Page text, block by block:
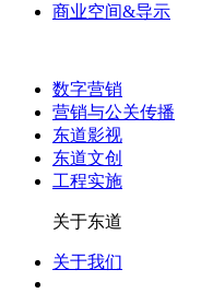
商业空间&导示
数字营销
营销与公关传播
东道影视
东道文创
工程实施
关于东道
关于我们